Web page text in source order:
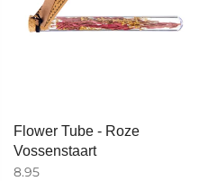
Flower Tube - Roze
Vossenstaart
8.95